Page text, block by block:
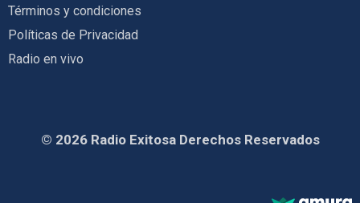
Términos y condiciones
Políticas de Privacidad
Radio en vivo
© 2026 Radio Exitosa Derechos Reservados